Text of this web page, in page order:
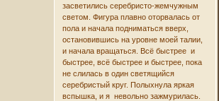
засветились серебристо-жемчужным
светом. Фигура плавно оторвалась от
пола и начала подниматься вверх,
остановившись на уровне моей талии,
и начала вращаться. Всё быстрее и
быстрее, всё быстрее и быстрее, пока
не слилась в один светящийся
серебристый круг. Полыхнула яркая
вспышка, и я невольно зажмурилась.